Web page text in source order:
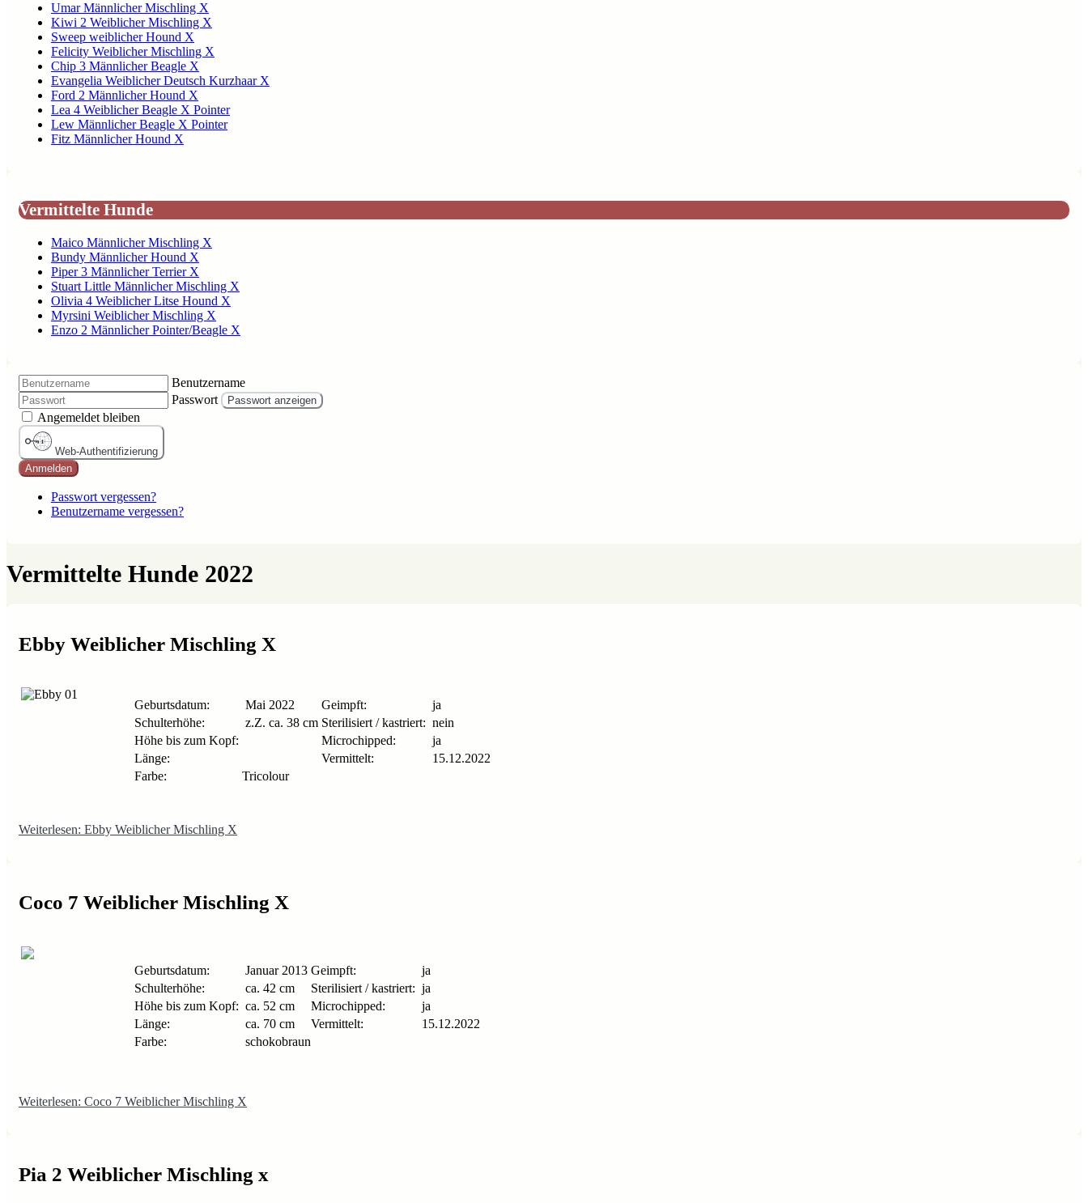
Umar Männlicher Mischling X
Kiwi 2 Weiblicher Mischling X
Sweep weiblicher Hound X
Felicity Weiblicher Mischling X
Chip 3 Männlicher Beagle X
Evangelia Weiblicher Deutsch Kurzhaar X
Ford 2 Männlicher Hound X
Lea 4 Weiblicher Beagle X Pointer
Lew Männlicher Beagle X Pointer
Fitz Männlicher Hound X
Vermittelte Hunde
Maico Männlicher Mischling X
Bundy Männlicher Hound X
Piper 3 Männlicher Terrier X
Stuart Little Männlicher Mischling X
Olivia 4 Weiblicher Litse Hound X
Myrsini Weiblicher Mischling X
Enzo 2 Männlicher Pointer/Beagle X
Benutzername
Passwort
Passwort anzeigen
Angemeldet bleiben
Web-Authentifizierung
Anmelden
Passwort vergessen?
Benutzername vergessen?
Vermittelte Hunde 2022
Ebby Weiblicher Mischling X
Geburtsdatum: Mai 2022 Geimpft:
ja
Schulterhöhe:
z.Z. ca. 38 cm Sterilisiert / kastriert: nein
Höhe bis zum Kopf:
Microchipped:
ja
Länge:
Vermittelt:
15.12.2022
Farbe:
Tricolour
Weiterlesen: Ebby Weiblicher Mischling X
Coco 7 Weiblicher Mischling X
Geburtsdatum: Januar 2013 Geimpft:
ja
Schulterhöhe:
ca. 42 cm Sterilisiert / kastriert: ja
Höhe bis zum Kopf: ca. 52 cm Microchipped:
ja
Länge:
ca. 70 cm Vermittelt:
15.12.2022
Farbe:
schokobraun
Weiterlesen: Coco 7 Weiblicher Mischling X
Pia 2 Weiblicher Mischling x